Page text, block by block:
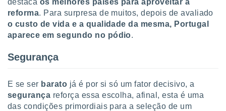
e melhorar
através
destaca os melhores países para aproveitar a
reforma. Para surpresa de muitos, depois de avaliado
o custo de vida e a qualidade da mesma, Portugal
aparece em segundo no pódio.
Segurança
E se ser barato já é por si só um fator decisivo, a
segurança reforça essa escolha, afinal, esta é uma
das condições primordiais para a seleção de um